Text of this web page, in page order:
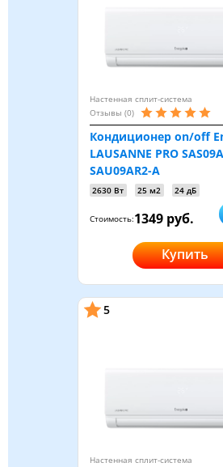
Настенная сплит-система
Отзывы (0)
Кондиционер on/off
LAUSANNE PRO
SAU09AR2-A
2630 Вт 25 м2 24 дБ
Стоимость:1349 руб.
Купить
5
Настенная сплит-система